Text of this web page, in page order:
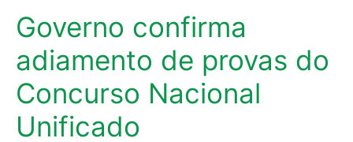
Governo confirma
adiamento de provas do
Concurso Nacional
Unificado